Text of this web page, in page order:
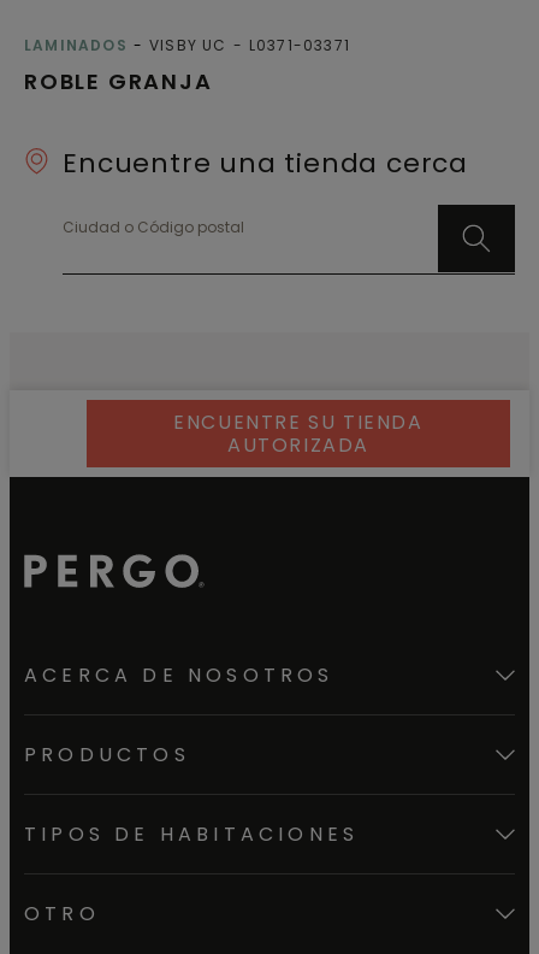
ROBLE GRANJA
LAMINADOS VISBY UC L0371-03371
Encuentre una tienda cerca
Ciudad o Código postal
ENCUENTRE SU TIENDA
AUTORIZADA
ACERCA DE NOSOTROS
PRODUCTOS
TIPOS DE HABITACIONES
OTRO